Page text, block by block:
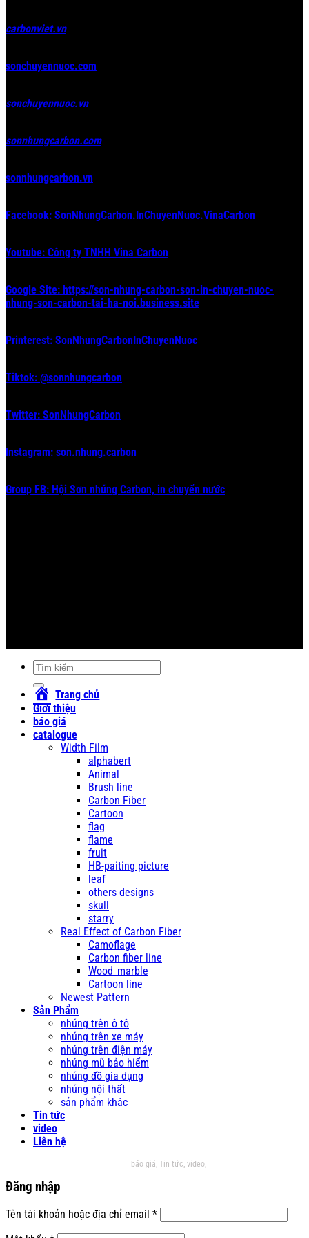
carbonviet.vn
sonchuyennuoc.com
sonchuyennuoc.vn
sonnhungcarbon.com
sonnhungcarbon.vn
Facebook: SonNhungCarbon.InChuyenNuoc.VinaCarbon
Youtube: Công ty TNHH Vina Carbon
Google Site: https://son-nhung-carbon-son-in-chuyen-nuoc-
nhung-son-carbon-tai-ha-noi.business.site
Printerest: SonNhungCarbonInChuyenNuoc
Tiktok: @sonnhungcarbon
Twitter: SonNhungCarbon
Instagram: son.nhung.carbon
Group FB: Hội Sơn nhúng Carbon, in chuyển nước
Tìm
Trang chủ
Giới thiệu
báo giá
catalogue
Width Film
alphabert
Animal
Brush line
Carbon Fiber
Cartoon
flag
flame
fruit
HB-paiting picture
leaf
others designs
skull
starry
Real Effect of Carbon Fiber
Camoflage
Carbon fiber line
Wood_marble
Cartoon line
Newest Pattern
Sản Phẩm
nhúng trên ô tô
nhúng trên xe máy
nhúng trên điện máy
nhúng mũ bảo hiểm
nhúng đồ gia dụng
nhúng nội thất
sản phẩm khác
Tin tức
video
Liên hệ
báo giá Tin tức video
Đăng nhập
Tên tài khoản hoặc địa chỉ email *Bắt
buộc